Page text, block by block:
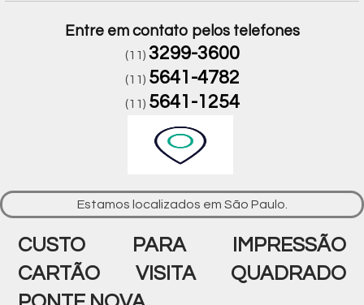
Entre em contato pelos telefones
(11) 3299-3600
(11) 5641-4782
(11) 5641-1254
Estamos localizados em São Paulo.
CUSTO PARA IMPRESSÃO
CARTÃO VISITA QUADRADO